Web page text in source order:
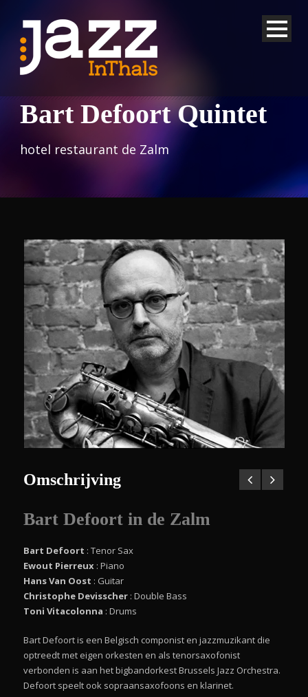
Bart Defoort Quintet
hotel restaurant de Zalm
Omschrijving
Bart Defoort in de Zalm
Bart Defoort : Tenor Sax
Ewout Pierreux : Piano
Hans Van Oost : Guitar
Christophe Devisscher : Double Bass
Toni Vitacolonna : Drums
Bart Defoort is een Belgisch componist en jazzmuzikant die
optreedt met eigen orkesten en als tenorsaxofonist
verbonden is aan het bigbandorkest Brussels Jazz Orchestra.
Defoort speelt ook sopraansaxofoons en klarinet.